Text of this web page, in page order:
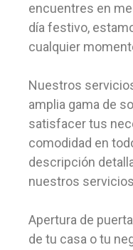
encuentres en
día festivo,
cualquier
Nuestros
amplia gama de
satisfacer tus
comodidad en
descripción
nuestros
Apertura de
de tu casa o tu